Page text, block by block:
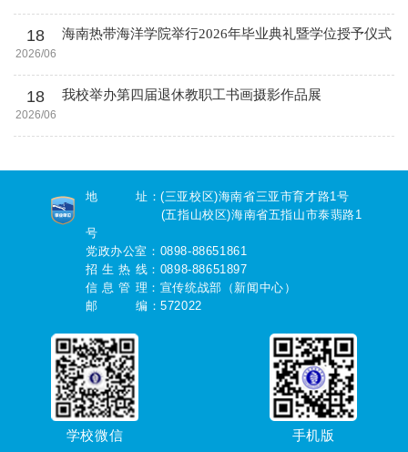
18
2026/06
海南热带海洋学院举行2026年毕业典礼暨学位授予仪式
18
2026/06
我校举办第四届退休教职工书画摄影作品展
地 址：(三亚校区)海南省三亚市育才路1号
(五指山校区)海南省五指山市泰翡路1
号
党政办公室：0898-88651861
招 生 热 线：0898-88651897
信 息 管 理：宣传统战部（新闻中心）
邮 编：572022
学校微信 手机版